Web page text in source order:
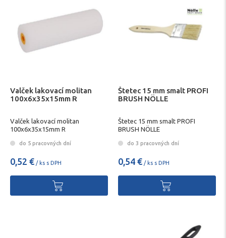
Valček lakovací molitan
100x6x35x15mm R
Valček lakovací molitan
100x6x35x15mm R
do 5 pracovných dní
0,52 € / ks s DPH
Štetec 15 mm smalt PROFI
BRUSH NÖLLE
Štetec 15 mm smalt PROFI
BRUSH NÖLLE
do 3 pracovných dní
0,54 € / ks s DPH